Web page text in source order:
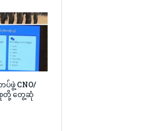
ပ်ဖွဲ့ CNO/
စုတို့ တွေ့ဆုံ